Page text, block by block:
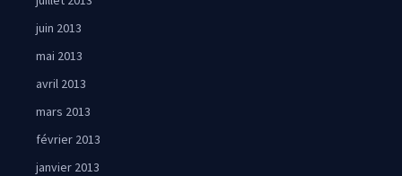
juin 2013
mai 2013
avril 2013
mars 2013
février 2013
janvier 2013